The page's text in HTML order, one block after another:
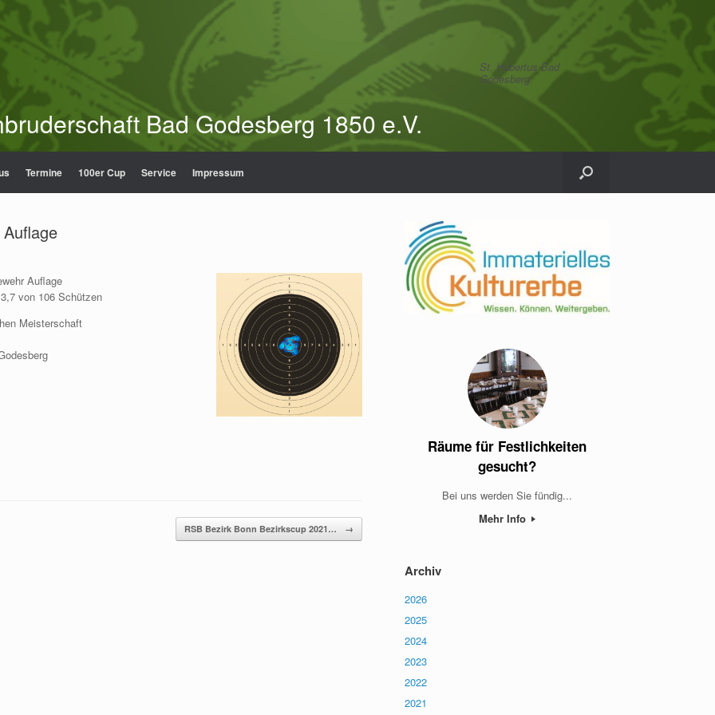
Bad Godesberg 1850 e.V.
St. Hubertus Bad
Godesberg
Termine 100er Cup Service Impressum
Auflage
von 106 Schützen
Meisterschaft
RSB Bezirk Bonn Bezirkscup 2021… →
Räume für Festlichkeiten
gesucht?
Bei uns werden Sie fündig...
Mehr Info
Archiv
2026
2025
2024
2023
2022
2021